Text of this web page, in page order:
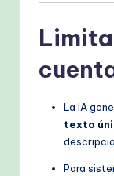
La IA
texto
Para